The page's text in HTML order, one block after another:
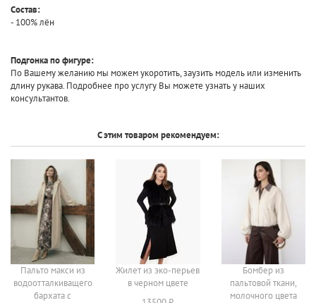
Состав:
- 100% лён
Подгонка по фигуре:
По Вашему желанию мы можем укоротить, заузить модель или изменить
длину рукава. Подробнее про услугу Вы можете узнать у наших
консультантов.
С этим товаром рекомендуем:
Пальто макси из
водоотталкиващего
бархата с
Жилет из эко-перьев
в черном цвете
Бомбер из
пальтовой ткани,
молочного цвета